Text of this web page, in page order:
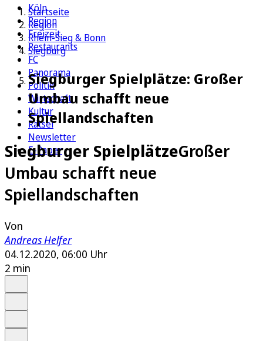
Köln
Region
Freizeit
Restaurants
FC
Panorama
Politik
Wirtschaft
Kultur
Rätsel
Newsletter
E-Paper
Startseite
Region
Rhein-Sieg & Bonn
Siegburg
Siegburger Spielplätze: Großer
Umbau schafft neue
Spiellandschaften
Siegburger SpielplätzeGroßer
Umbau schafft neue
Spiellandschaften
Von
Andreas Helfer
04.12.2020, 06:00 Uhr
2 min